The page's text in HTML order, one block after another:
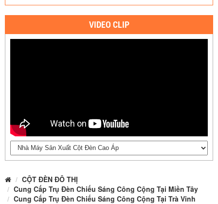
VIDEO CLIP
CỘT ĐÈN ĐÔ THỊ
Cung Cấp Trụ Đèn Chiếu Sáng Công Cộng Tại Miền Tây
Cung Cấp Trụ Đèn Chiếu Sáng Công Cộng Tại Trà Vinh